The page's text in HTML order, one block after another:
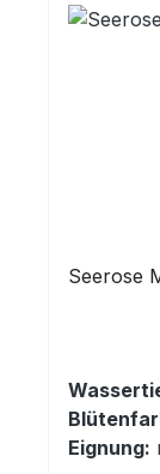
Seerose
Eignung: